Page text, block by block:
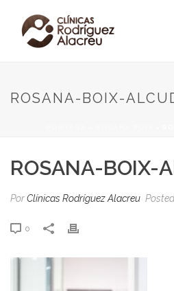
ROSANA-BOIX-
ROSANA-BOIX-
PorClínicas Rodríguez Alacreu
0